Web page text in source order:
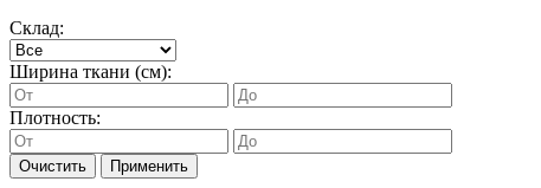
Склад:
Ширина ткани (см):
Плотность:
Очистить Применить